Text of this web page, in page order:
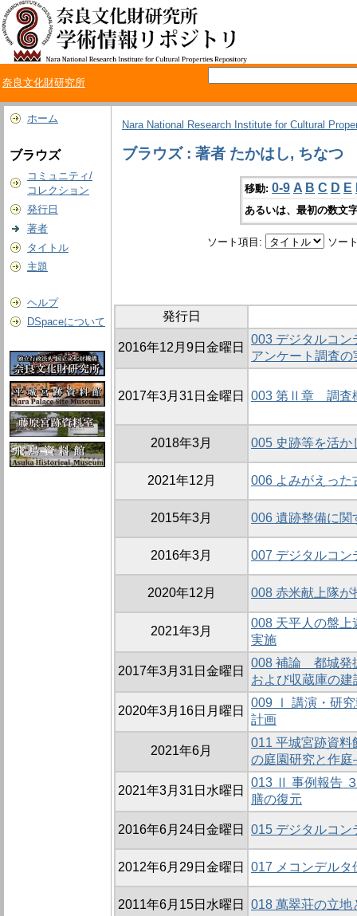
奈良文化財研究所
ホーム
ブラウズ
コミュニティ/
コレクション
発行日
著者
タイトル
主題
ヘルプ
DSpaceについて
Nara National Research Institute for Cultural
ブラウズ : 著者 たかはし, ちなつ
移動: 0-9 A B C D E
あるいは、最初の数文
ソート項目: ソー
発行日
2016年12月9日金曜日
003 デジタルコ
アンケート調査の
2017年3月31日金曜日 003 第Ⅱ章 調査
2018年3月 005 史跡等を活か
2021年12月 006 よみがえった
2015年3月 006 遺跡整備に関
2016年3月 007 デジタルコン
2020年12月 008 赤米献上隊が
2021年3月
008 天平人の盤上
実施
2017年3月31日金曜日
008 補論 都城発
および収蔵庫の建
2020年3月16日月曜日
009 Ⅰ 講演・研究
計画
2021年6月
011 平城宮跡資
の庭園研究と作
2021年3月31日水曜日
013 Ⅱ 事例報告
膳の復元
2016年6月24日金曜日 015 デジタルコン
2012年6月29日金曜日 017 メコンデルタ
2011年6月15日水曜日 018 萬翠荘の立地